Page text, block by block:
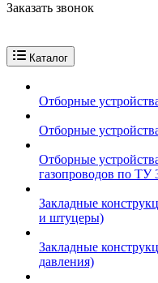
Заказать звонок
Каталог
Отборные
Отборные
Отборные
газопроводов по ТУ
Закладные
и штуцеры)
Закладные
давления)